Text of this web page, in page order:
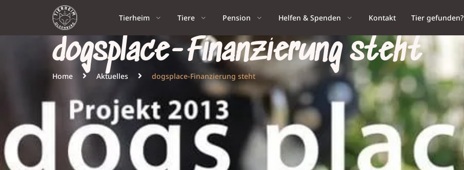
Tierheim Tiere Pension Helfen & Spenden Kontakt Tier gefunden?
dogsplace-Finanzierung steht
Home Aktuelles dogsplace-Finanzierung steht